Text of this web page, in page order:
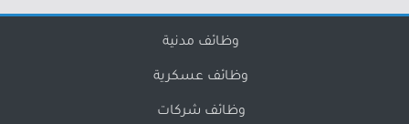
وظائف مدنية
وظائف عسكرية
وظائف شركات